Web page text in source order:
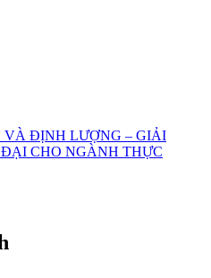
ĐỊNH LƯỢNG – GIẢI
CHO NGÀNH THỰC